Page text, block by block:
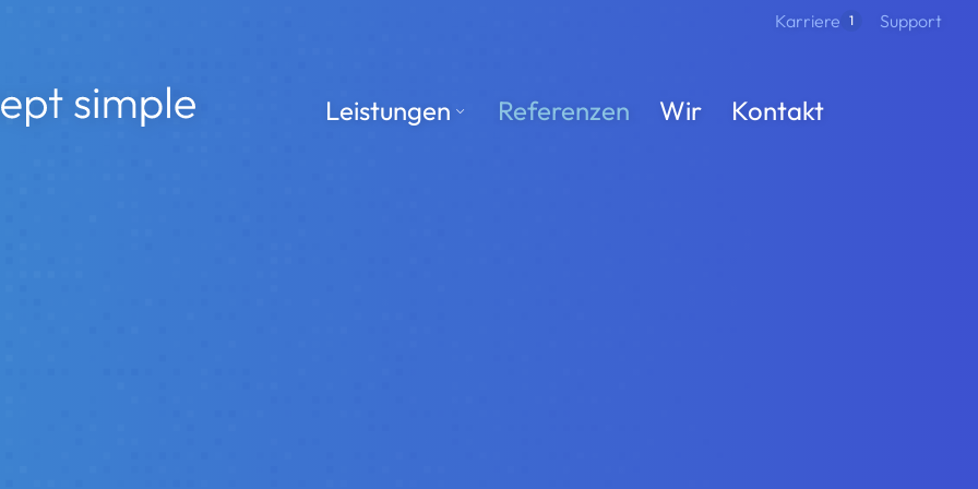
Karriere 1 Support
Leistungen Referenzen Wir Kontakt